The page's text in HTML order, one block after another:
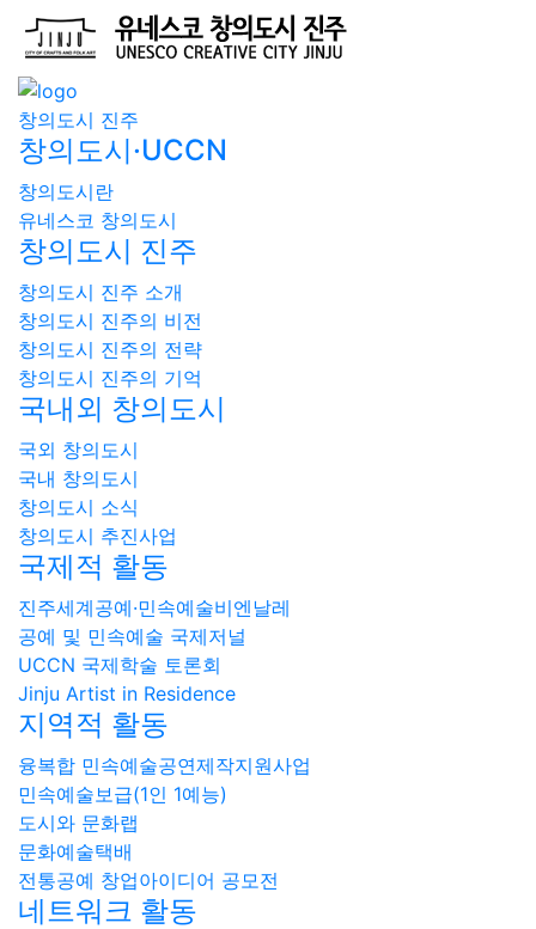
창의도시 진주
창의도시·UCCN
창의도시란
유네스코 창의도시
창의도시 진주
창의도시 진주 소개
창의도시 진주의 비전
창의도시 진주의 전략
창의도시 진주의 기억
국내외 창의도시
국외 창의도시
국내 창의도시
창의도시 소식
창의도시 추진사업
국제적 활동
진주세계공예·민속예술비엔날레
공예 및 민속예술 국제저널
UCCN 국제학술 토론회
Jinju Artist in Residence
지역적 활동
융복합 민속예술공연제작지원사업
민속예술보급(1인 1예능)
도시와 문화랩
문화예술택배
전통공예 창업아이디어 공모전
네트워크 활동